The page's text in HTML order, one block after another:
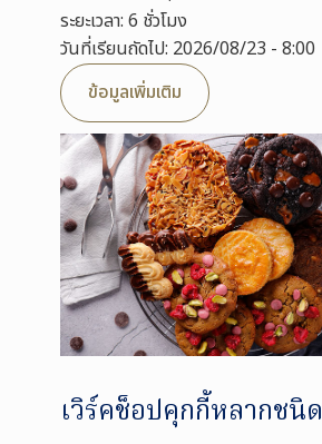
ระยะเวลา: 6 ชั่วโมง
วันที่เรียนถัดไป: 2026/08/23 - 8:00
ข้อมูลเพิ่มเติม
เวิร์คช็อปคุกกี้หลากชนิด